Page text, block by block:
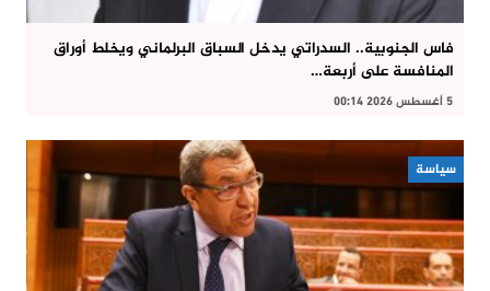
فاس الجنوبية.. السدراتي يدخل السباق البرلماني ويخلط أوراق
المنافسة على أربعة…
5 أغسطس 2026 00:14
سياسة